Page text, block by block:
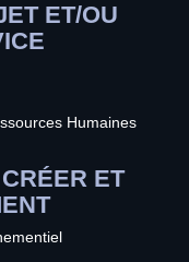
ET/OU
Humaines
ET